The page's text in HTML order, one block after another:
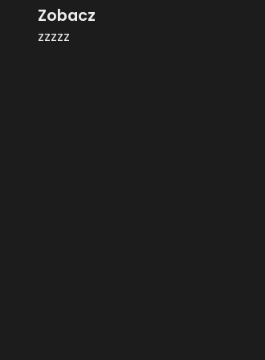
Zobacz
zzzzz